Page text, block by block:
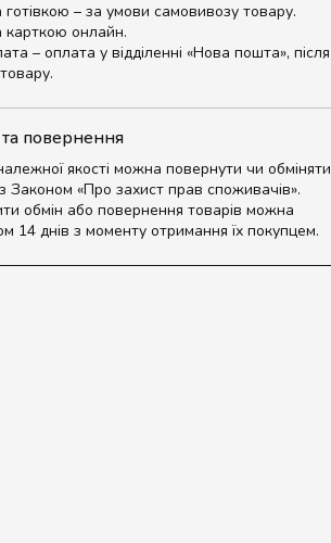
– за умови самовивозу товару.
онлайн.
– оплата у відділенні «Нова пошта», після
повернення
якості можна повернути чи обміняти
Законом «Про захист прав споживачів».
обмін або повернення товарів можна
14 днів з моменту отримання їх покупцем.